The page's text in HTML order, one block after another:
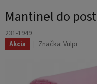
Mantinel do
231-1949
Akcia Značka: Vulpi